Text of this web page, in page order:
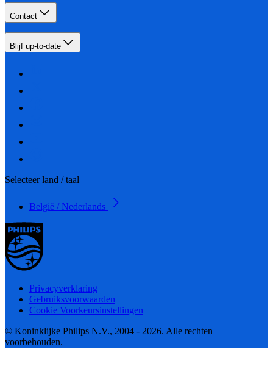
Contact
Blijf up-to-date
Selecteer land / taal
België / Nederlands
Privacyverklaring
Gebruiksvoorwaarden
Cookie Voorkeursinstellingen
© Koninklijke Philips N.V., 2004 - 2026. Alle rechten
voorbehouden.